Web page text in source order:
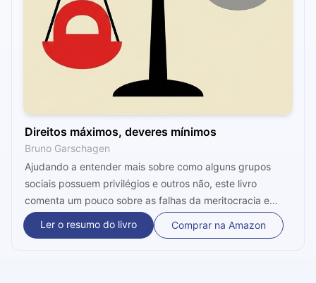
Direitos máximos, deveres mínimos
Bruno Garschagen
Ajudando a entender mais sobre como alguns grupos
sociais possuem privilégios e outros não, este livro
comenta um pouco sobre as falhas da meritocracia e
como o sistema de nossa sociedade brasileira está
eivado de problemas. Aqui são passados diversos dados
Ler o resumo do livro Comprar na Amazon